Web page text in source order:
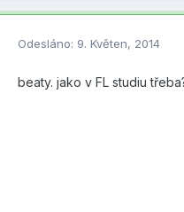
Odesláno: 9. Květen, 2014
beaty. jako v FL studiu